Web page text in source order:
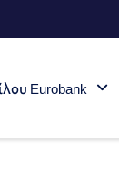
Eurobank